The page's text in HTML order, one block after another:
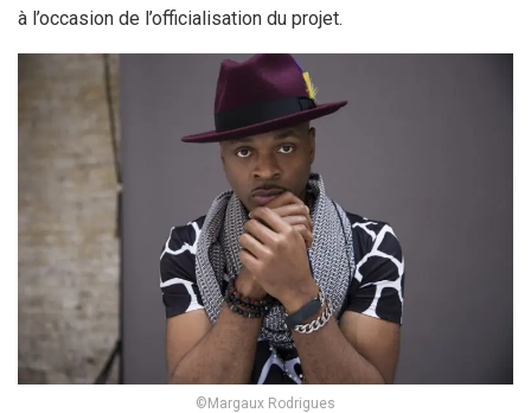
à l’occasion de l’officialisation du projet.
©Margaux Rodrigues